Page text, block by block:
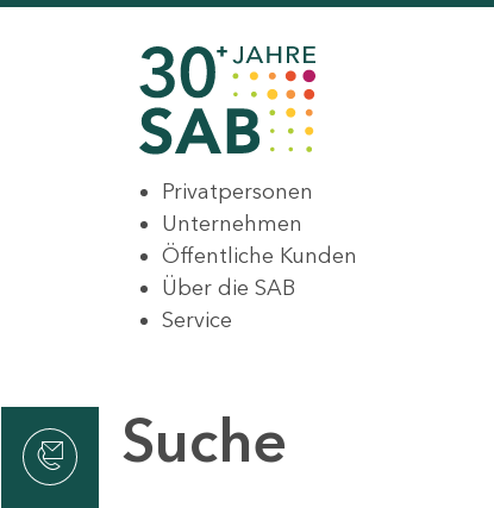
Privatpersonen
Unternehmen
Öffentliche Kunden
Über die SAB
Service
Suche